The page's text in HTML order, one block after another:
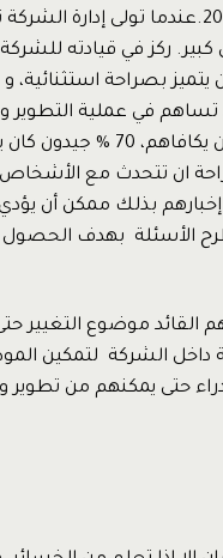
دولار عام 1982 إلى أن وصلت 60 دولار في نهاية عام
ركز في قيادته للشركة
بصراحة
في عملية التطوير
ان تتحدث مع
بذلك ممكن أن يؤدي
الأسئلة بهدف الحصول
القائد موضوع التغيير
داخل الشركة لتمكين
حتى يمكنهم من